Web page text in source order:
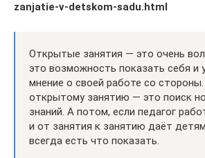
zanjatie-v-detskom-sadu.html
Открытые занятия — это очень
это возможность показать себя и
мнение о своей работе со
открытому занятию — это поиск
знаний. А потом, если педагог
и от занятия к занятию даёт
всегда есть что показать.